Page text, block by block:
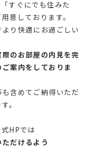
すぐにでも住みた
意しております。
り快適にお過ごしい
のお部屋の内見を完
案内をしておりま
含めてご納得いただ
。
HPでは
だけるよう